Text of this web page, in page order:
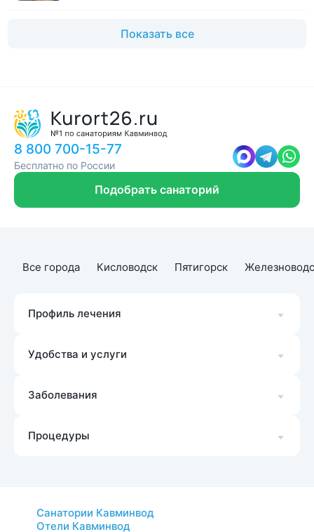
Показать все
8 800 700-15-77
Бесплатно по России
Подобрать санаторий
Все города Кисловодск Пятигорск
Профиль лечения
Удобства и услуги
Заболевания
Процедуры
Санатории Кавминвод
Отели Кавминвод